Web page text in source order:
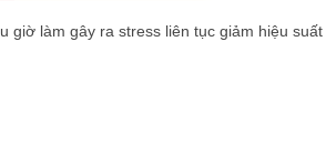
giờ làm gây ra stress liên tục giảm hiệu